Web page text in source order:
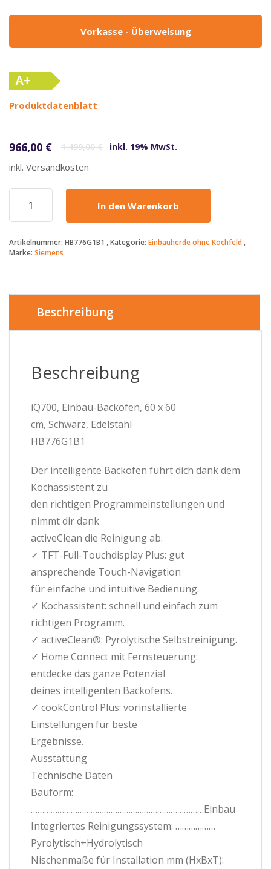
Vorkasse - Überweisung
A+
Produktdatenblatt
1.499,00€
966,00 € inkl. 19% MwSt.
inkl. Versandkosten
Siemens
966€
HB776G1B1
-
IQ700
-
In den Warenkorb
Artikelnummer: HB776G1B1 Kategorie: Einbauherde ohne Kochfeld
Marke: Siemens
Beschreibung
Beschreibung
iQ700, Einbau-Backofen, 60 x 60
cm, Schwarz, Edelstahl
HB776G1B1
Der intelligente Backofen führt dich dank dem
Kochassistent zu
den richtigen Programmeinstellungen und
nimmt dir dank
activeClean die Reinigung ab.
✓ TFT-Full-Touchdisplay Plus: gut
ansprechende Touch-Navigation
für einfache und intuitive Bedienung.
✓ Kochassistent: schnell und einfach zum
richtigen Programm.
✓ activeClean®: Pyrolytische Selbstreinigung.
✓ Home Connect mit Fernsteuerung:
entdecke das ganze Potenzial
deines intelligenten Backofens.
✓ cookControl Plus: vorinstallierte
Einstellungen für beste
Ergebnisse.
Ausstattung
Technische Daten
Bauform:
……………………………………………………………………Einbau
Integriertes Reinigungssystem: ………………
Pyrolytisch+Hydrolytisch
Nischenmaße für Installation mm (HxBxT):